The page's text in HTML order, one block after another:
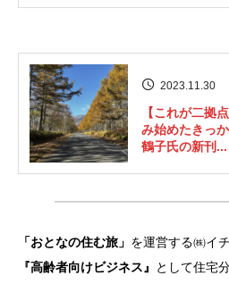
2023.11.30
【これが二拠
み始めたきっ
鶴子氏の新刊...
「おとなの住む旅」 を運営する㈱イ
『高齢者向けビジネス』
として住宅